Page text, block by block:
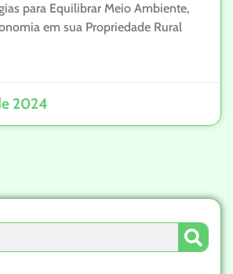
para Equilibrar Meio Ambiente,
em sua Propriedade Rural
2024